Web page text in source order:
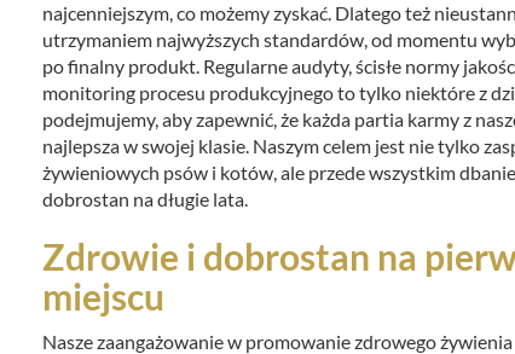
najcenniejszym, co możemy zyskać. Dlatego też
utrzymaniem najwyższych standardów, od momentu
po finalny produkt. Regularne audyty, ścisłe normy
monitoring procesu produkcyjnego to tylko niektóre z
podejmujemy, aby zapewnić, że każda partia karmy z
najlepsza w swojej klasie. Naszym celem jest nie tylko
żywieniowych psów i kotów, ale przede wszystkim
dobrostan na długie lata.
Zdrowie i dobrostan na
miejscu
Nasze zaangażowanie w promowanie zdrowego